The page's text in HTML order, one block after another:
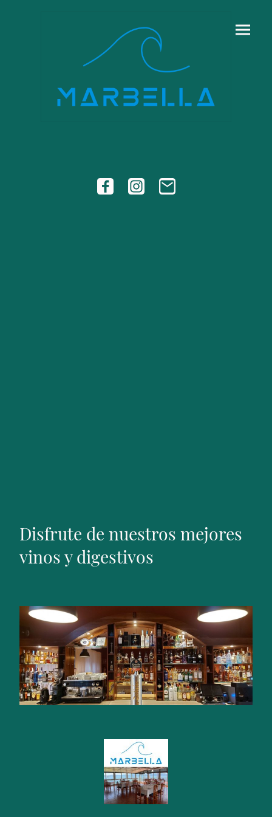
Disfrute de nuestros mejores
vinos y digestivos